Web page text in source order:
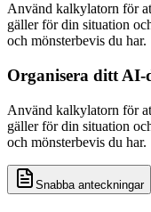
Använd kalkylatorn för
gäller för din situation
och mönsterbevis du har.
Organisera ditt
Använd kalkylatorn för
gäller för din situation
och mönsterbevis du har.
Snabba anteckningar